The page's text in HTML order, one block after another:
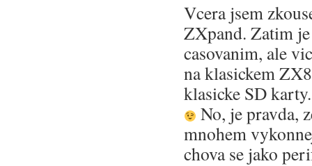
Vcera jsem
ZXpand. Zatim
casovanim, ale
na klasickem
klasicke SD
No, je pravda,
mnohem
chova se jako